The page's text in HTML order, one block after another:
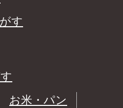
す
お米・パン